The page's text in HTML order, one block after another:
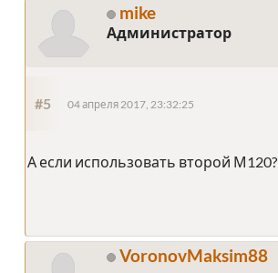
mike
Администратор
#5 04 апреля 2017, 23:32:25
А если использовать второй М120?
VoronovMaksim88